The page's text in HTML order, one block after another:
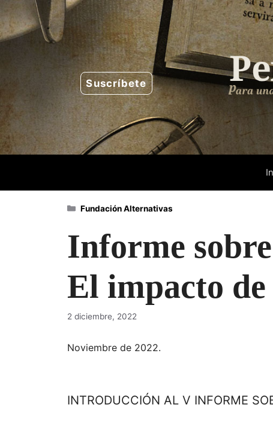
Saltar
al
contenido
Suscríbete
Informe
El impacto
2 diciembre, 2022
Noviembre de 2022.
INTRODUCCIÓN AL V INFORME
Categorías
Fundación Alternativas